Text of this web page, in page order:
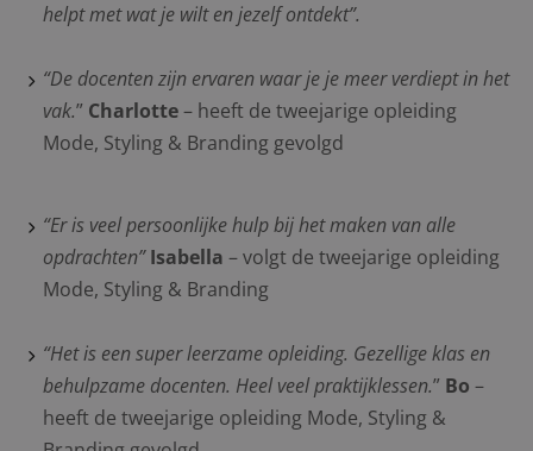
helpt met wat je wilt en jezelf ontdekt”.
“De docenten zijn ervaren waar je je meer verdiept in het
vak.” Charlotte– heeft de tweejarige opleiding
Mode, Styling & Branding gevolgd
“Er is veel persoonlijke hulp bij het maken van alle
opdrachten” Isabella – volgt de tweejarige opleiding
Mode, Styling & Branding
“Het is een super leerzame opleiding. Gezellige klas en
behulpzame docenten. Heel veel praktijklessen.” Bo –
heeft de tweejarige opleiding Mode, Styling &